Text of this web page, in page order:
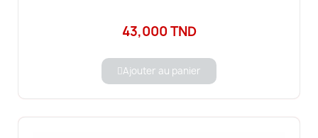
43,000 TND
Ajouter au panier